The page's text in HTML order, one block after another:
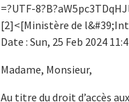
=?UTF-
[2]<[Ministère de
Date : Sun, 25 Feb 2024
Madame, Monsieur,
Au titre du droit d’accès